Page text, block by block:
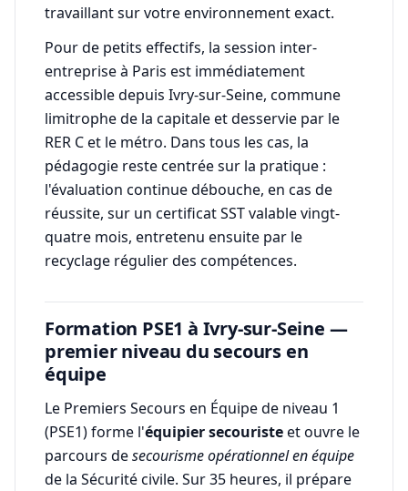
travaillant sur votre environnement exact.
Pour de petits effectifs, la session inter-
entreprise à Paris est immédiatement
accessible depuis Ivry-sur-Seine, commune
limitrophe de la capitale et desservie par le
RER C et le métro. Dans tous les cas, la
pédagogie reste centrée sur la pratique :
l'évaluation continue débouche, en cas de
réussite, sur un certificat SST valable vingt-
quatre mois, entretenu ensuite par le
recyclage régulier des compétences.
Formation PSE1 à Ivry-sur-Seine —
premier niveau du secours en
équipe
Le Premiers Secours en Équipe de niveau 1
(PSE1) forme l'équipier secouristeet ouvre le
parcours desecourisme opérationnel en équipe
de la Sécurité civile. Sur 35 heures, il prépare